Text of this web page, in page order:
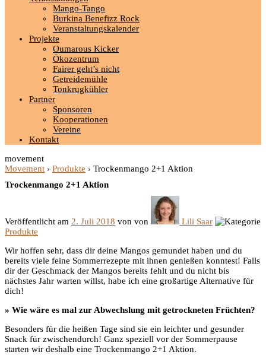
Mango-Tango
Burkina Benefizz Rock
Veranstaltungskalender
Projekte
Oumarous Kicker
Ökozentrum
Fairer geht’s nicht
Getreidemühle
Tonkrugkühler
Partner
Sponsoren
Kooperationen
Vereine
Kontakt
movement
Movement › Produkte › Trockenmango 2+1 Aktion
Trockenmango 2+1 Aktion
Veröffentlicht am 2. Juli 2018 von von
Lili Saar
Produkte
Wir hoffen sehr, dass dir deine Mangos gemundet haben und du
bereits viele feine Sommerrezepte mit ihnen genießen konntest! Falls
dir der Geschmack der Mangos bereits fehlt und du nicht bis
nächstes Jahr warten willst, habe ich eine großartige Alternative für
dich!
» Wie wäre es mal zur Abwechslung mit getrockneten Früchten?
Besonders für die heißen Tage sind sie ein leichter und gesunder
Snack für zwischendurch! Ganz speziell vor der Sommerpause
starten wir deshalb eine Trockenmango 2+1 Aktion.